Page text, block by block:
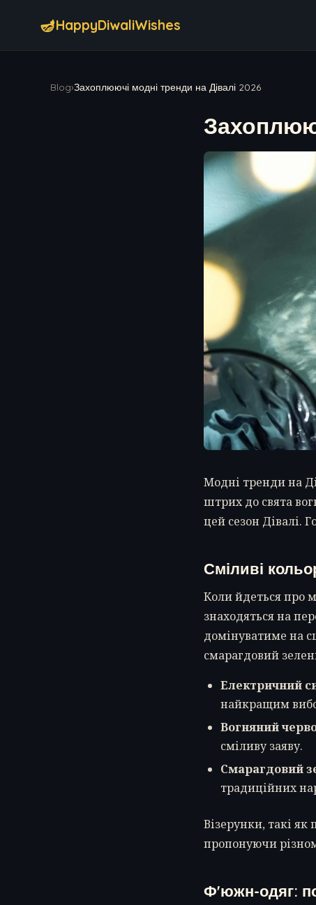
🪔HappyDiwaliWishes
Blog›Захоплюючі модні тренди на Дівалі 2026
Модні тренди на
штрих до свята
цей сезон Дівалі.
Сміливі
Коли йдеться про
знаходяться на
домінуватиме на
смарагдовий
Електричний
найкращим
Вогняний
сміливу заяву.
Смарагдовий
традиційних
Візерунки, такі як
пропонуючи
Ф'южн-одяг: